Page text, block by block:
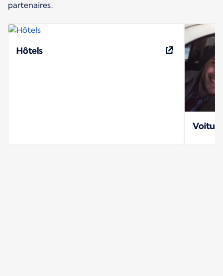
partenaires.
Hôtels